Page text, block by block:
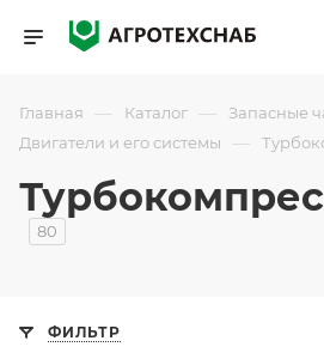
Главная — Каталог — Запасные
Двигатели и его системы —
80
ФИЛЬТР